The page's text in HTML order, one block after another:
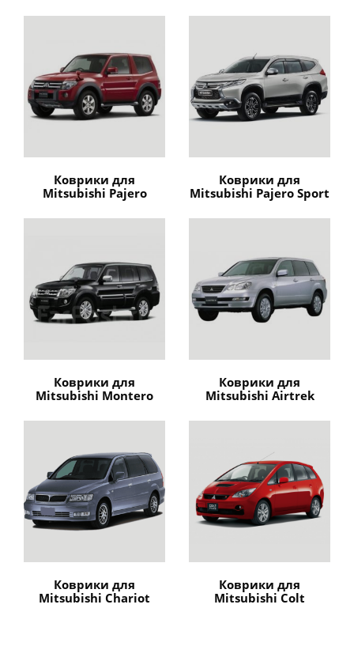
Коврики для
Mitsubishi Pajero
Коврики для
Mitsubishi Pajero Sport
Коврики для
Mitsubishi Montero
Коврики для
Mitsubishi Airtrek
Коврики для
Mitsubishi Chariot
Коврики для
Mitsubishi Colt